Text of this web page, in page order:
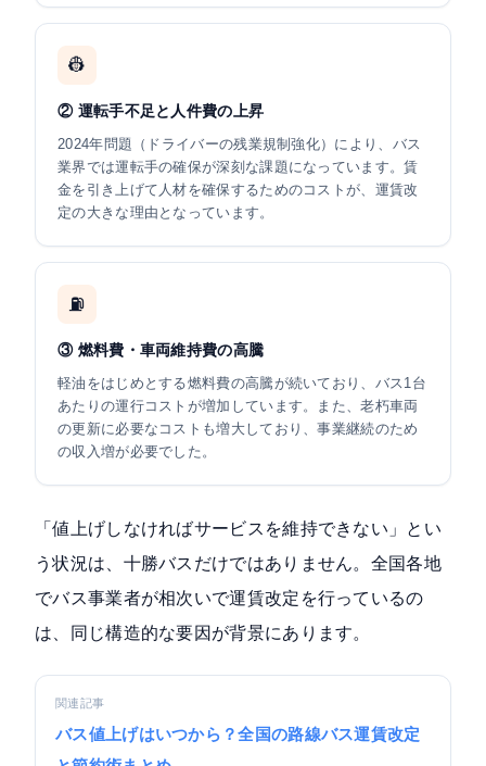
👷
② 運転手不足と人件費の上昇
2024年問題（ドライバーの残業規制強化）により、バス
業界では運転手の確保が深刻な課題になっています。賃
金を引き上げて人材を確保するためのコストが、運賃改
定の大きな理由となっています。
⛽
③ 燃料費・車両維持費の高騰
軽油をはじめとする燃料費の高騰が続いており、バス1台
あたりの運行コストが増加しています。また、老朽車両
の更新に必要なコストも増大しており、事業継続のため
の収入増が必要でした。
「値上げしなければサービスを維持できない」とい
う状況は、十勝バスだけではありません。全国各地
でバス事業者が相次いで運賃改定を行っているの
は、同じ構造的な要因が背景にあります。
関連記事
バス値上げはいつから？全国の路線バス運賃改定